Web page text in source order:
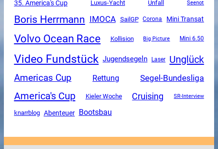
35. America's Cup Luxus-Yacht Unfall Seenot
Boris Herrmann IMOCA SailGP Corona Mini Transat
Volvo Ocean Race Kollision Big Picture Mini 6.50
Video Fundstück Jugendsegeln Laser Unglück
Americas Cup Rettung Segel-Bundesliga
America's Cup Kieler Woche Cruising SR-Interview
knarrblog Abenteuer Bootsbau